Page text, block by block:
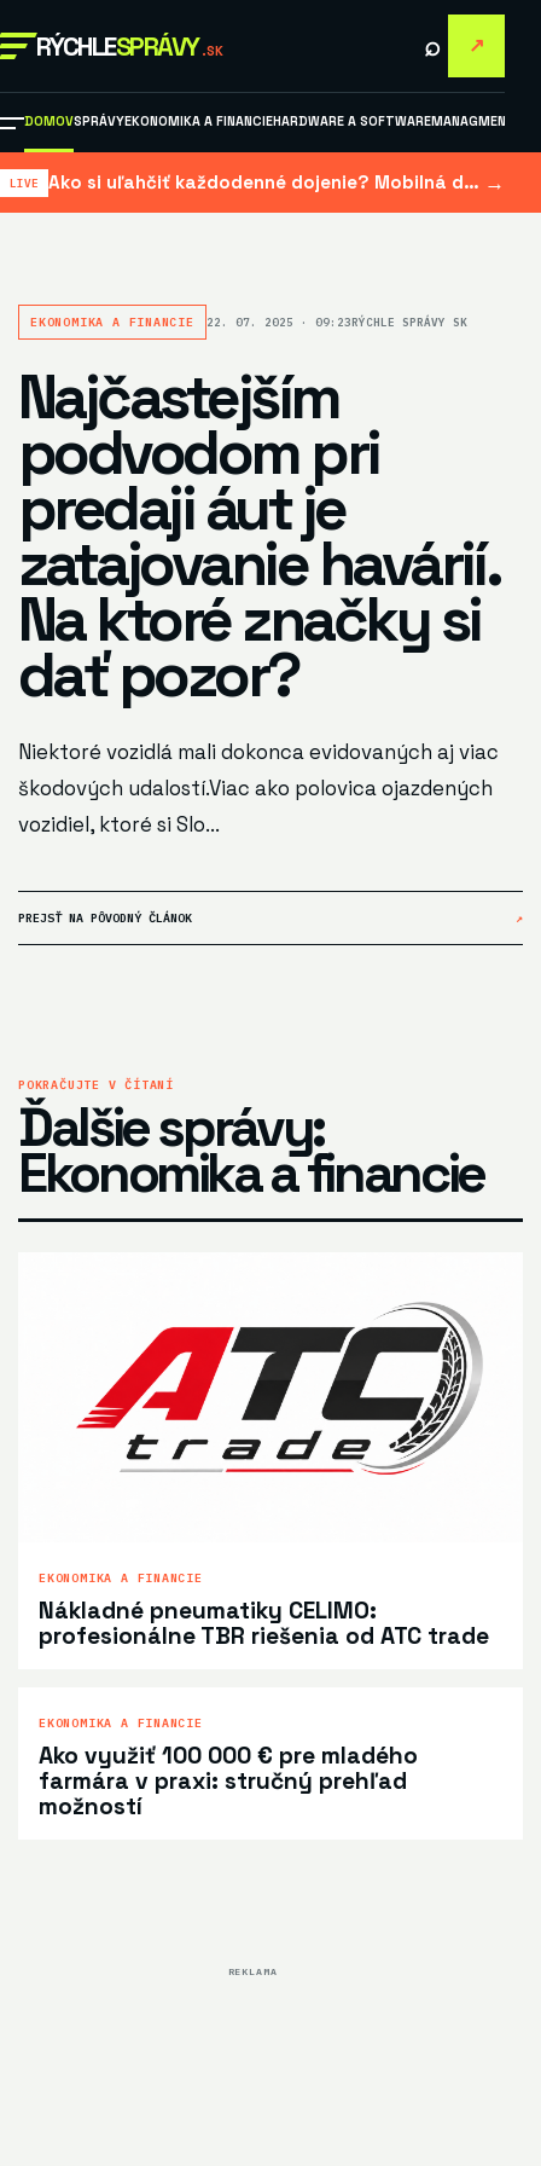
RÝCHLESPRÁVY .SK ⌕ ↗
DOMOVSPRÁVYEKONOMIKA A FINANCIEHARDWARE A SOFTWAREMANAGMENT A
Ako si uľahčiť každodenné dojenie? Mobilná dojačka šetrí čas aj námahu →
EKONOMIKA A FINANCIE 22. 07. 2025 · 09:23RÝCHLE SPRÁVY SK
Najčastejším
podvodom pri
predaji áut je
zatajovanie havárií.
Na ktoré značky si
dať pozor?
Niektoré vozidlá mali dokonca evidovaných aj viac
škodových udalostí.Viac ako polovica ojazdených
vozidiel, ktoré si Slo...
PREJSŤ NA PÔVODNÝ ČLÁNOK ↗
POKRAČUJTE V ČÍTANÍ
Ďalšie správy:
Ekonomika a financie
EKONOMIKA A FINANCIE
Nákladné pneumatiky CELIMO:
profesionálne TBR riešenia od ATC trade
EKONOMIKA A FINANCIE
Ako využiť 100 000 € pre mladého
farmára v praxi: stručný prehľad
možností
REKLAMA